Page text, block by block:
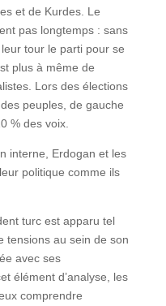
et de Kurdes. Le
pas longtemps : sans
tour le parti pour se
plus à même de
Lors des élections
peuples, de gauche
% des voix.
interne, Erdogan et les
politique comme ils
turc est apparu tel
tensions au sein de son
avec ses
élément d’analyse, les
comprendre